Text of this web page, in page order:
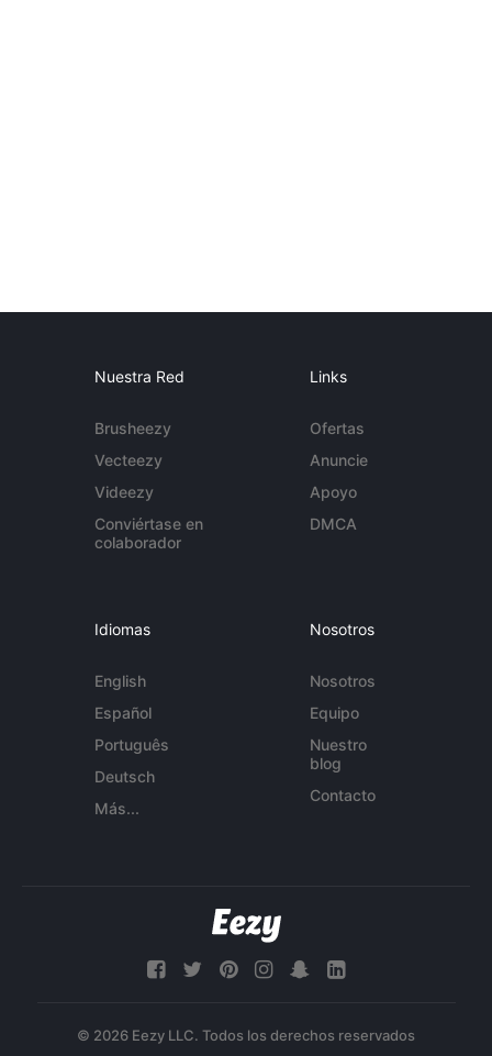
Nuestra Red
Brusheezy
Vecteezy
Videezy
Conviértase en
colaborador
Links
Ofertas
Anuncie
Apoyo
DMCA
Idiomas
English
Español
Português
Deutsch
Más...
Nosotros
Nosotros
Equipo
Nuestro
blog
Contacto
© 2026 Eezy LLC. Todos los derechos reservados